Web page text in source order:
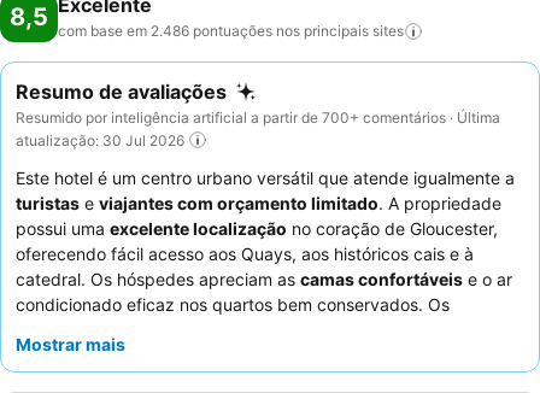
8,5 Excelente
com base em 2.486 pontuações nos principais sites
Resumo de avaliações
Resumido por inteligência artificial a partir de 700+ comentários · Última
atualização: 30 Jul 2026
Este hotel é um centro urbano versátil que atende igualmente a
turistas e viajantes com orçamento limitado. A propriedade
possui uma excelente localização no coração de Gloucester,
oferecendo fácil acesso aos Quays, aos históricos cais e à
catedral. Os hóspedes apreciam as camas confortáveis e o ar
condicionado eficaz nos quartos bem conservados. Os
simpático e prestativo, e as
Mostrar mais